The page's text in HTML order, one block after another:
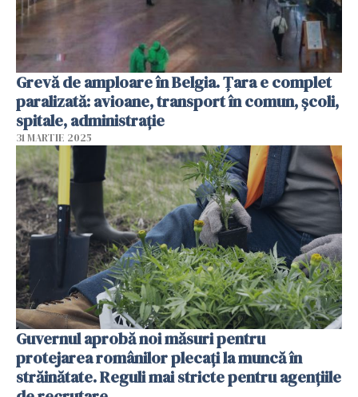
Grevă de amploare în Belgia. Țara e complet
paralizată: avioane, transport în comun, școli,
spitale, administrație
31 MARTIE 2025
Guvernul aprobă noi măsuri pentru
protejarea românilor plecați la muncă în
străinătate. Reguli mai stricte pentru agenţiile